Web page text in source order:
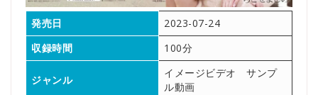
発売日
2023-07-24
収録時間
100分
ジャンル
イメージビデオ サンプ
ル動画